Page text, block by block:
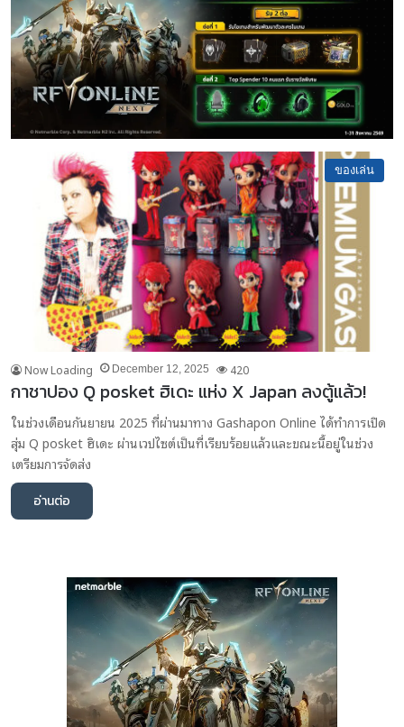
ของเล่น
Now Loading December 12, 2025 420
กาชาปอง Q posket ฮิเดะ แห่ง X Japan ลงตู้แล้ว!
ในช่วงเดือนกันยายน 2025 ที่ผ่านมาทาง Gashapon Online ได้ทำการเปิด
สุ่ม Q posket ฮิเดะ ผ่านเวปไซต์เป็นที่เรียบร้อยแล้วและขณะนี้อยู่ในช่วง
เตรียมการจัดส่ง
อ่านต่อ